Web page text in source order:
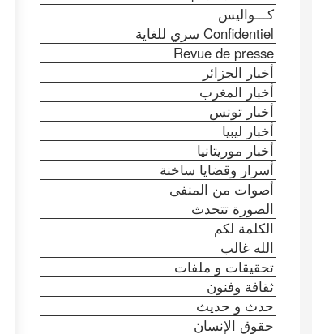
كـــواليس
Confidentiel سري للغاية
Revue de presse
أخبار الجزائر
أخبار المغرب
أخبار تونس
أخبار ليبيا
أخبار موريتانيا
أسرار وقضايا ساخنة
أصوات من المنفى
الصورة تتحدث
الكلمة لكم
الله غالب
تحقيقات و ملفات
ثقافة وفنون
حدث و حديث
حقوق الإنسان